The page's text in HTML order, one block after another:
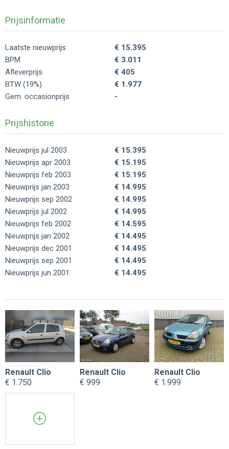
Prijsinformatie
Laatste nieuwprijs
€ 15.395
BPM
€ 3.011
Afleverprijs
€ 405
BTW (19%)
€ 1.977
Gem. occasionprijs
-
Prijshistorie
Nieuwprijs jul 2003
€ 15.395
Nieuwprijs apr 2003
€ 15.195
Nieuwprijs feb 2003
€ 15.195
Nieuwprijs jan 2003
€ 14.995
Nieuwprijs sep 2002
€ 14.995
Nieuwprijs jul 2002
€ 14.995
Nieuwprijs feb 2002
€ 14.595
Nieuwprijs jan 2002
€ 14.495
Nieuwprijs dec 2001
€ 14.495
Nieuwprijs sep 2001
€ 14.495
Nieuwprijs jun 2001
€ 14.495
Renault Clio
€ 1.750
Renault Clio
€ 999
Renault Clio
€ 1.999